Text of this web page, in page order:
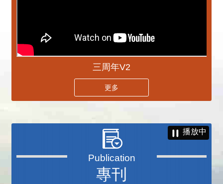
三周年V2
更多
專刊
播放中